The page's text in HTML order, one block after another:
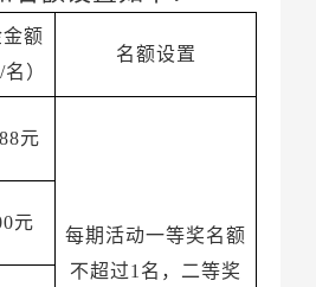
/名）
名额设置
元
不超过
元